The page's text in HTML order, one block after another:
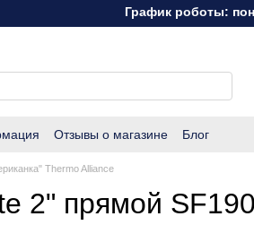
График роботы:
Отзывы о магазине Блог
Thermo Alliance
2" прямой